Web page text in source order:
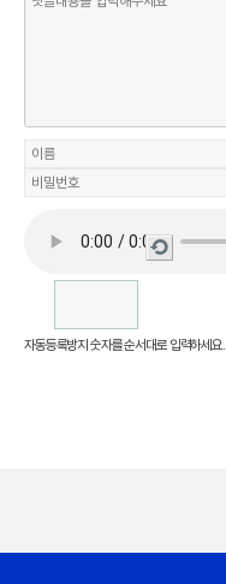
새로
자동등록방지 숫자를 순서대로 입력하세요.